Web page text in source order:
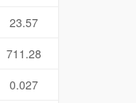
23.57
711.28
0.027